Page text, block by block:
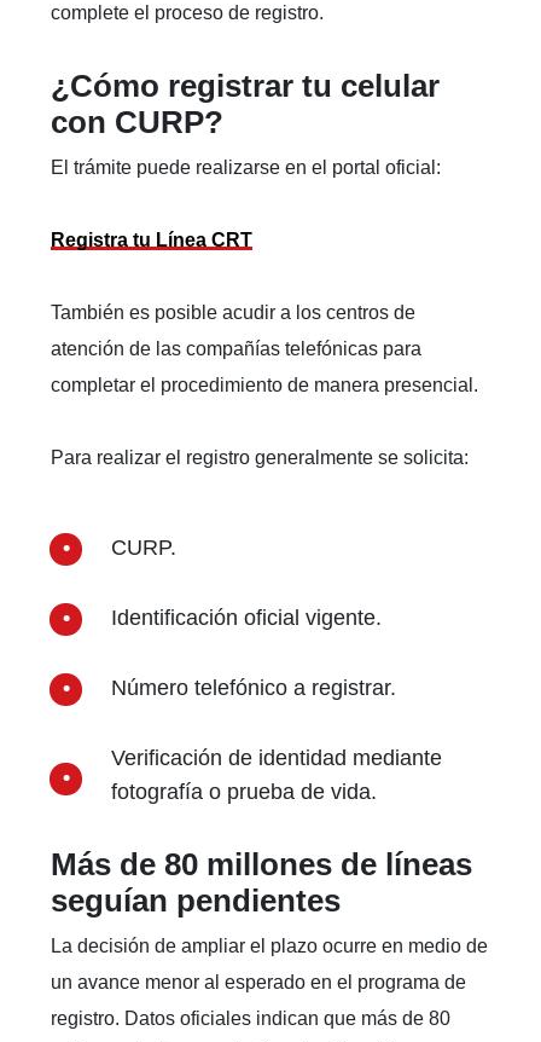
complete el proceso de registro.
¿Cómo registrar tu celular
con CURP?
El trámite puede realizarse en el portal oficial:
Registra tu Línea CRT
También es posible acudir a los centros de
atención de las compañías telefónicas para
completar el procedimiento de manera presencial.
Para realizar el registro generalmente se solicita:
CURP.
Identificación oficial vigente.
Número telefónico a registrar.
Verificación de identidad mediante
fotografía o prueba de vida.
Más de 80 millones de líneas
seguían pendientes
La decisión de ampliar el plazo ocurre en medio de
un avance menor al esperado en el programa de
registro. Datos oficiales indican que más de 80